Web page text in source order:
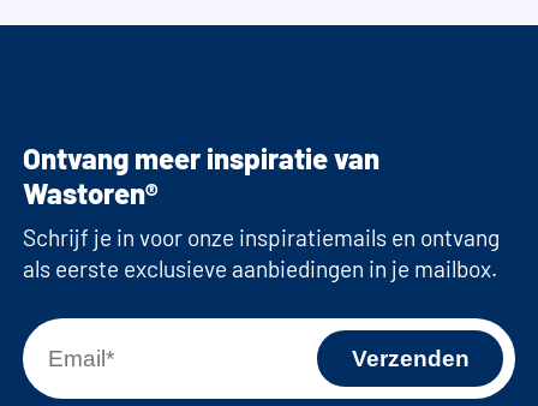
Ontvang meer inspiratie van
Wastoren®
Schrijf je in voor onze inspiratiemails en ontvang
als eerste exclusieve aanbiedingen in je mailbox.